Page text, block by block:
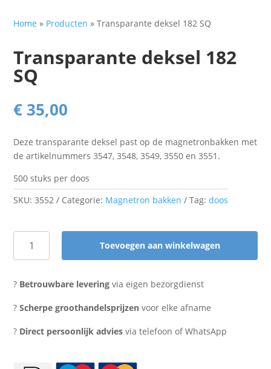
Home » Producten »Transparante deksel 182 SQ
Transparante deksel 182
SQ
€ 35,00
Deze transparante deksel past op de magnetronbakken met
de artikelnummers 3547, 3548, 3549, 3550 en 3551.
500 stuks per doos
SKU:3552 Categorie: Magnetron bakken Tag:doos
Transparante
182
aantal
Toevoegen aan winkelwagen
? Betrouwbare levering via eigen bezorgdienst
?Scherpe groothandelsprijzen voor elke afname
? Direct persoonlijk advies via telefoon of WhatsApp